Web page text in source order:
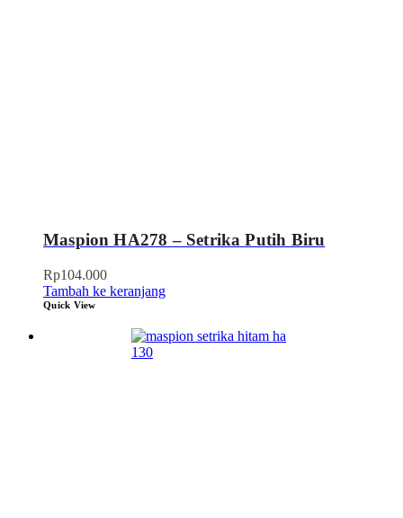
Maspion HA278 – Setrika Putih Biru
Rp104.000
Tambah ke keranjang
Quick View